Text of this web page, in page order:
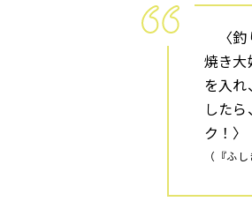
〈釣
焼き大
を入
した
ク！〉
（『ふ